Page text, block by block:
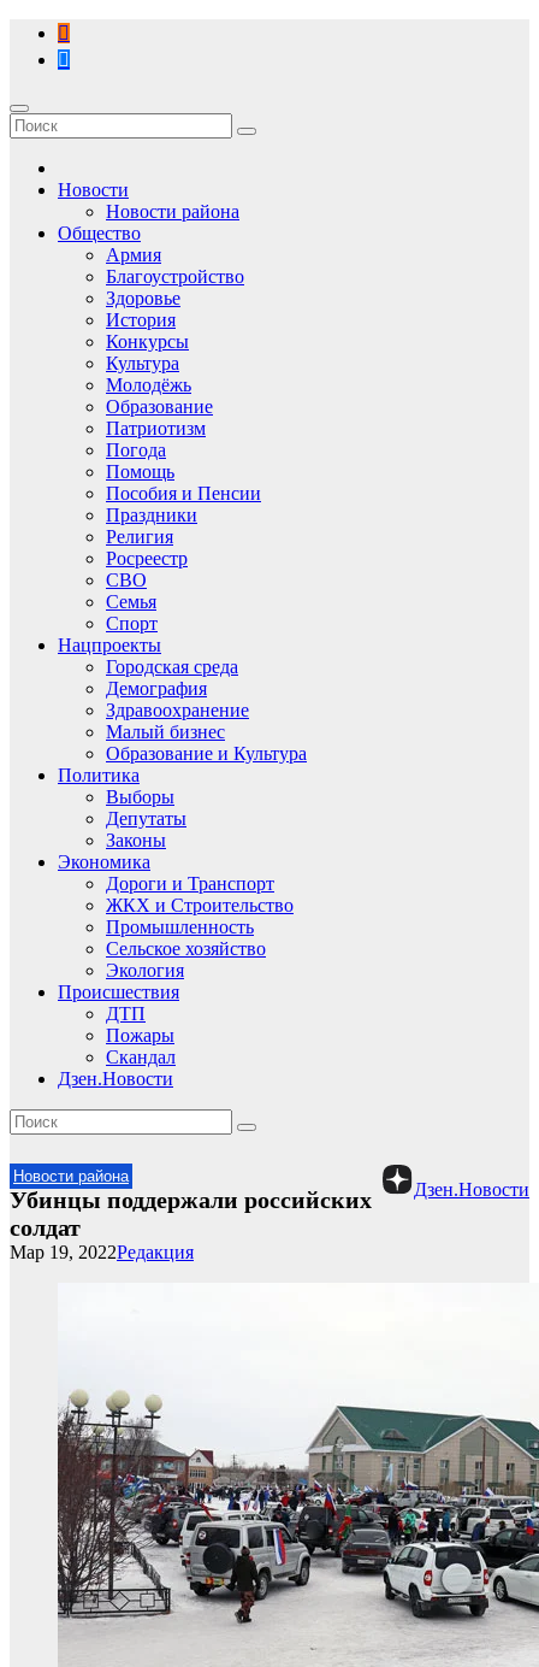
Перейти
содержимому
Новости
Новости района
Общество
Армия
Благоустройство
Здоровье
История
Конкурсы
Культура
Молодёжь
Образование
Патриотизм
Погода
Помощь
Пособия и Пенсии
Праздники
Религия
Росреестр
СВО
Семья
Спорт
Нацпроекты
Городская среда
Демография
Здравоохранение
Малый бизнес
Образование и Культура
Политика
Выборы
Депутаты
Законы
Экономика
Дороги и Транспорт
ЖКХ и Строительство
Промышленность
Сельское хозяйство
Экология
Происшествия
ДТП
Пожары
Скандал
Дзен.Новости
Новости района
Дзен.Новости
Убинцы поддержали российских
солдат
Редакция
Мар 19, 2022